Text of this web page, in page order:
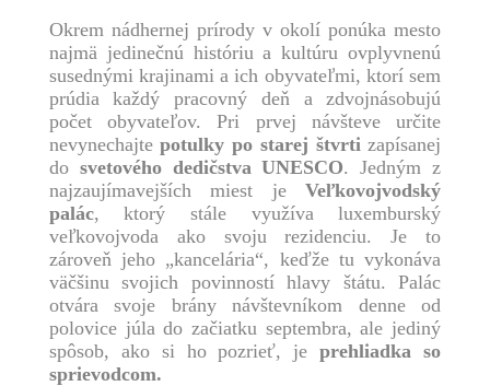
Okrem nádhernej prírody v okolí ponúka mesto
najmä jedinečnú históriu a kultúru ovplyvnenú
susednými krajinami a ich obyvateľmi, ktorí sem
prúdia každý pracovný deň a zdvojnásobujú
počet obyvateľov. Pri prvej návšteve určite
nevynechajtepotulky po starej štvrti zapísanej
do svetového dedičstva UNESCO. Jedným z
najzaujímavejších miest jeVeľkovojvodský
palác, ktorý stále využíva luxemburský
veľkovojvoda ako svoju rezidenciu. Je to
zároveň jeho „kancelária“, keďže tu vykonáva
väčšinu svojich povinností hlavy štátu. Palác
otvára svoje brány návštevníkom denne od
polovice júla do začiatku septembra, ale jediný
spôsob, ako si ho pozrieť, jeprehliadka so
sprievodcom.